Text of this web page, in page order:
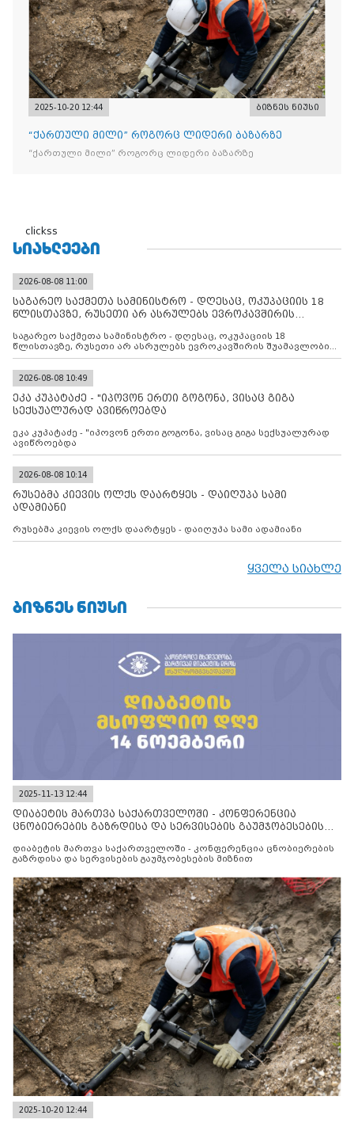
2025-10-20 12:44 ბიზნეს ნიუსი
“ქართული მილი” როგორც ლიდერი ბაზარზე
“ქართული მილი” როგორც ლიდერი ბაზარზე
clickss
ᲡᲘᲐᲮᲚᲔᲔᲑᲘ
2026-08-08 11:00
საგარეო საქმეთა სამინისტრო - დღესაც, ოკუპაციის 18
წლისთავზე, რუსეთი არ ასრულებს ევროკავშირის
საგარეო საქმეთა სამინისტრო - დღესაც, ოკუპაციის 18
წლისთავზე, რუსეთი არ ასრულებს ევროკავშირის შუამავლობით
დადებულ 2008 წლის 12 აგვისტოს ცეცხლის შეწყვეტის
კონტროლს ოკუპირებულ რეგიონებში, აგრძელებს მათი
მილიტარიზაციის პროცესს და აქტიურად დგამს ნაბიჯებს მათი
ფაქტობრივი ანექსიისკენ
2026-08-08 10:49
ეკა კუპატაძე - "იპოვონ ერთი გოგონა, ვისაც გიგა
სექსუალურად ავიწროებდა
ეკა კუპატაძე - "იპოვონ ერთი გოგონა, ვისაც გიგა სექსუალურად
ავიწროებდა
2026-08-08 10:14
რუსებმა კიევის ოლქს დაარტყეს - დაიღუპა სამი
ადამიანი
რუსებმა კიევის ოლქს დაარტყეს - დაიღუპა სამი ადამიანი
ყველა სიახლე
ᲑᲘᲖᲜᲔᲡ ᲜᲘᲣᲡᲘ
2025-11-13 12:44
დიაბეტის მართვა საქართველოში - კონფერენცია
ცნობიერების გაზრდისა და სერვისების გაუმჯობესების
დიაბეტის მართვა საქართველოში - კონფერენცია ცნობიერების
გაზრდისა და სერვისების გაუმჯობესების მიზნით
2025-10-20 12:44